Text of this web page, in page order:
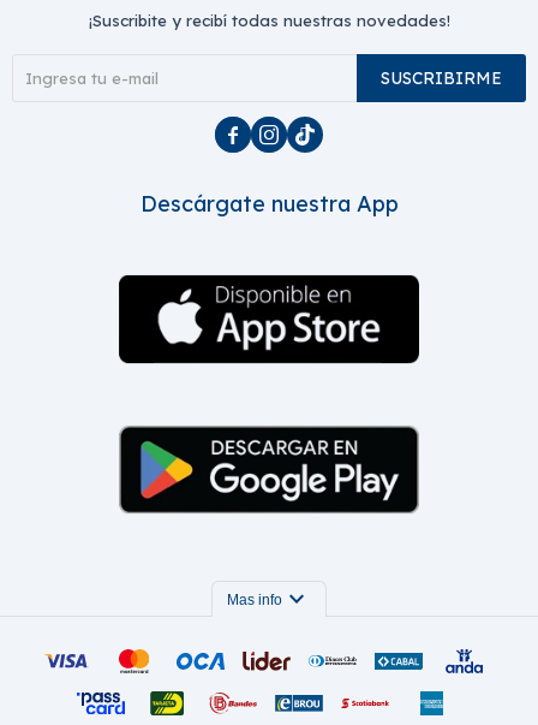
¡Suscribite y recibí todas nuestras novedades!
SUSCRIBIRME
  
Descárgate nuestra App
Mas info expand_more